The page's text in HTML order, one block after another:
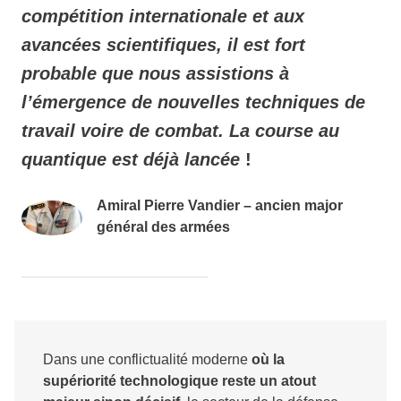
compétition internationale et aux
avancées scientifiques, il est fort
probable que nous assistions à
l’émergence de nouvelles techniques de
travail voire de combat. La course au
quantique est déjà lancée !
Amiral Pierre Vandier – ancien major
général des armées
Dans une conflictualité moderne où la
supériorité technologique reste un atout